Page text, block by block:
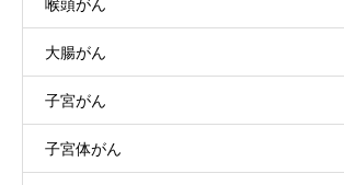
喉頭がん
大腸がん
子宮がん
子宮体がん